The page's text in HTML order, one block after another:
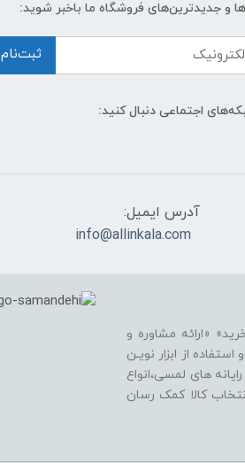
و جدیدترین‌های فروشگاه ما باخبر شوید:
ثبت‌نام
اجتماعی دنبال کنید:
آدرس ایمیل:
info@allinkala.com
«ارائه مشاوره و
از ابزار نویـن
های لمسی،انواع
کالا کمک رسان